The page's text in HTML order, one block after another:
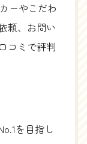
ーやこだわ
頼、お問い
コミで評判
を目指し